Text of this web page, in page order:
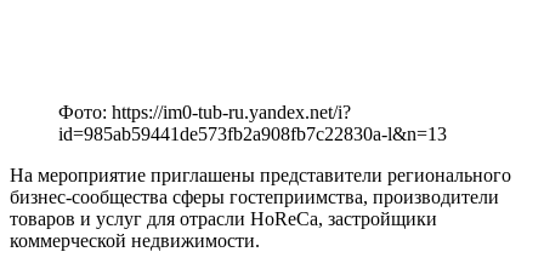
Фото: https://im0-tub-ru.yandex.net/i?
id=985ab59441de573fb2a908fb7c22830a-l&n=13
На мероприятие приглашены представители регионального
бизнес-сообщества сферы гостеприимства, производители
товаров и услуг для отрасли HoReCa, застройщики
коммерческой недвижимости.